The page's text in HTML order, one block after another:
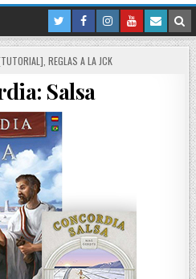
REGLAS A LA JCK
Salsa